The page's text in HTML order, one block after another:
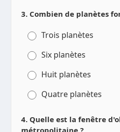
3. Combien de planètes
Trois planètes
Six planètes
Huit planètes
Quatre planètes
4. Quelle est la fenêtre